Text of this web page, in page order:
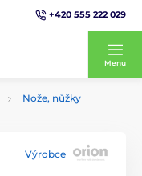
+420 555 222 029
Menu
Nože, nůžky
Výrobce